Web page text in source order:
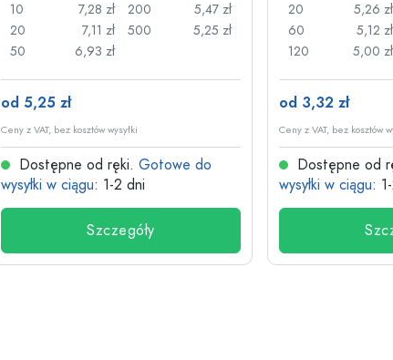
10
7,28 zł
20
7,11 zł
50
6,93 zł
200
5,47 zł
500
5,25 zł
od 5,25 zł
Ceny z VAT, bez kosztów wysyłki
Dostępne od ręki. Gotowe do
wysyłki w ciągu: 1-2 dni
Szczegóły
20
5,26 zł
60
5,12 zł
120
5,00 zł
od 3,32 zł
Ceny z VAT, bez kosztów
Dostępne od
wysyłki w ciągu: